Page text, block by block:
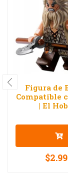
Figura de
Compatible
| El